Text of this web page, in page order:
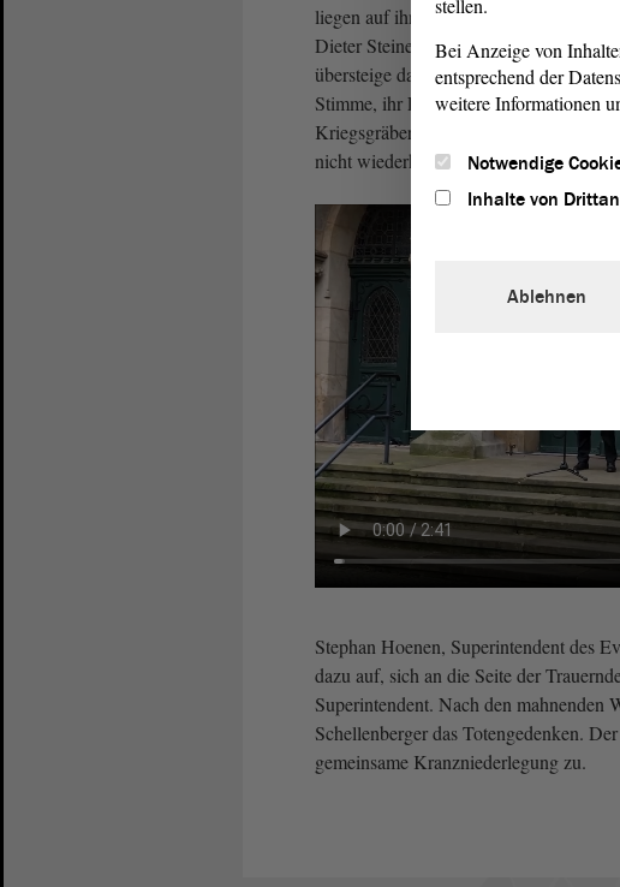
liegen auf ihnen begraben, sondern
Dieter Steinecke, Vorsitzender des
übersteige das Vorstellbare. „Sie
Stimme, ihr Lachen, ihr Angesicht,
Kriegsgräber vermittelten die bittere
nicht wiederholen dürften.
Stephan Hoenen, Superintendent des
dazu auf, sich an die Seite der
Superintendent. Nach den mahnenden
Schellenberger das Totengedenken.
gemeinsame Kranzniederlegung zu.
stellen.
Bei Anzeige von
entsprechend der
weitere Informationen
Notwendige
Inhalte von
Ablehnen